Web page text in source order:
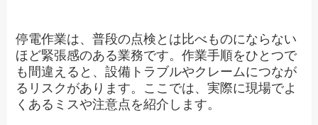
停電作業は、普段の点検とは比べものにならない
ほど緊張感のある業務です。作業手順をひとつで
も間違えると、設備トラブルやクレームにつなが
るリスクがあります。ここでは、実際に現場でよ
くあるミスや注意点を紹介します。